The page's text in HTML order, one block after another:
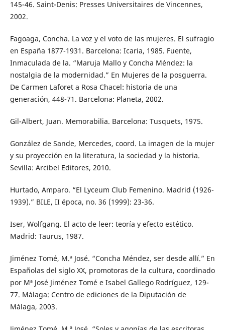
145-46. Saint-Denis: Presses Universitaires de Vincennes,
2002.
Fagoaga, Concha. La voz y el voto de las mujeres. El sufragio
en España 1877-1931. Barcelona: Icaria, 1985. Fuente,
Inmaculada de la. “Maruja Mallo y Concha Méndez: la
nostalgia de la modernidad.” En Mujeres de la posguerra.
De Carmen Laforet a Rosa Chacel: historia de una
generación, 448-71. Barcelona: Planeta, 2002.
Gil-Albert, Juan. Memorabilia. Barcelona: Tusquets, 1975.
González de Sande, Mercedes, coord. La imagen de la mujer
y su proyección en la literatura, la sociedad y la historia.
Sevilla: Arcibel Editores, 2010.
Hurtado, Amparo. “El Lyceum Club Femenino. Madrid (1926-
1939).” BILE, II época, no. 36 (1999): 23-36.
Iser, Wolfgang. El acto de leer: teoría y efecto estético.
Madrid: Taurus, 1987.
Jiménez Tomé, M.ª José. “Concha Méndez, ser desde allí.” En
Españolas del siglo XX, promotoras de la cultura, coordinado
por Mª José Jiménez Tomé e Isabel Gallego Rodríguez, 129-
77. Málaga: Centro de ediciones de la Diputación de
Málaga, 2003.